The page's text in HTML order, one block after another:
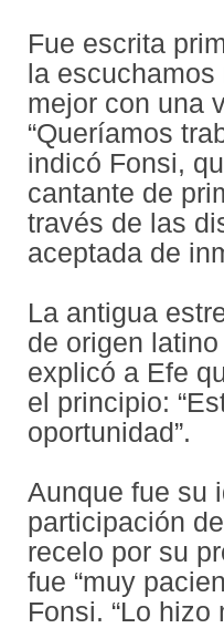
Fue escrita
la
mejor con una
“Queríamos
indicó Fonsi,
cantante de
través de las
aceptada de
La antigua
de origen
explicó a Efe
el principio:
oportunidad”.
Aunque fue su
participación
recelo por su
fue “muy
Fonsi. “Lo